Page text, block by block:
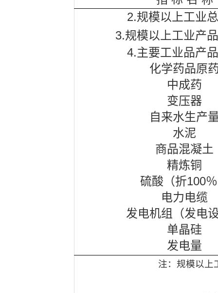
2.规模以上工业
3.规模以上工业产
4.主要工业品产
化学药品原
中成药
变压器
自来水生产
水泥
商品混凝土
精炼铜
硫酸（折100
电力电缆
发电机组（发电
单晶硅
发电量
注：规模以上